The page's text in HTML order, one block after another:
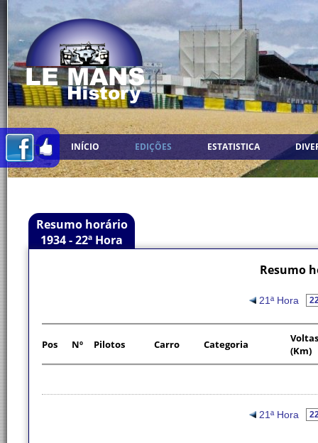
INÍCIO EDIÇÕES ESTATISTICA
Resumo horário
1934 - 22ª Hora
Resumo
21ª Hora
Pos Nº Pilotos Carro Categoria
Voltas
(Km)
21ª Hora